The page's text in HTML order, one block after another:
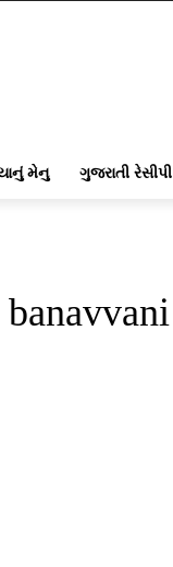
મેનુ ગુજરાતી રેસીપી